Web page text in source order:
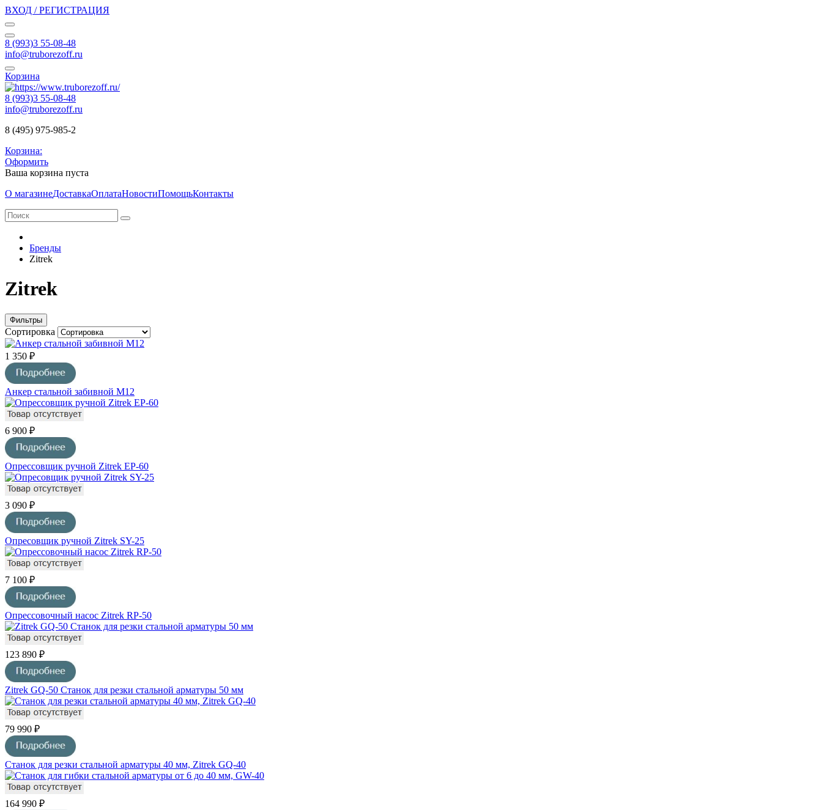
ВХОД / РЕГИСТРАЦИЯ
8 (993)3 55-08-48
info@truborezoff.ru
Корзина
8 (993)3 55-08-48
info@truborezoff.ru
8 (495) 975-985-2
Корзина:
Оформить
Ваша корзина пуста
О магазинеДоставкаОплатаНовостиПомощьКонтакты
Бренды
Zitrek
Zitrek
Фильтры
Сортировка
1 350 ₽
Анкер стальной забивной М12
6 900 ₽
Опрессовщик ручной Zitrek EP-60
3 090 ₽
Опресовщик ручной Zitrek SY-25
7 100 ₽
Опрессовочный насос Zitrek RP-50
123 890 ₽
Zitrek GQ-50 Станок для резки стальной арматуры 50 мм
79 990 ₽
Станок для резки стальной арматуры 40 мм, Zitrek GQ-40
164 990 ₽